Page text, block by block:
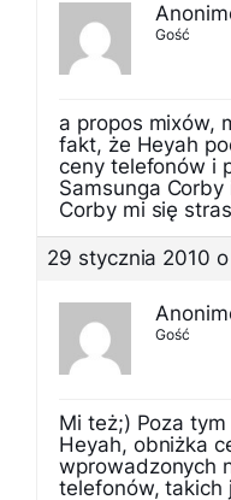
Gość
a propos mixów,
fakt, że Heyah
ceny telefonów i
Samsunga
Corby mi się
29 stycznia 2010
Gość
Mi też;) Poza
Heyah, obniżka
wprowadzonych
telefonów, takich